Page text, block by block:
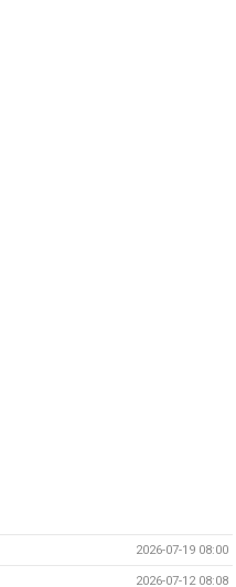
2026-07-19 08:00
2026-07-12 08:08